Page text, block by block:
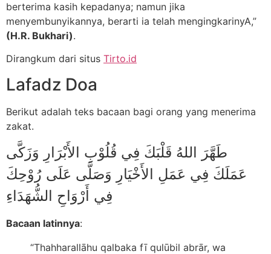
berterima kasih kepadanya; namun jika
menyembunyikannya, berarti ia telah mengingkarinyA,”
(H.R. Bukhari).
Dirangkum dari situs Tirto.id
Lafadz Doa
Berikut adalah teks bacaan bagi orang yang menerima
zakat.
طَهَّرَ اللهُ قَلْبَكَ فِي قُلُوْبِ الأَبْرَارِ وَزَكَّى
عَمَلَكَ فِي عَمَلِ الأَخْيَارِ وَصَلَّى عَلَى رُوْحِكَ
فِي أَرْوَاحِ الشُّهَدَاءِ
Bacaan latinnya:
“Thahharallāhu qalbaka fī qulūbil abrār, wa